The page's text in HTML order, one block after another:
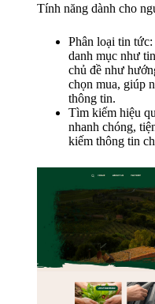
Tính năng dành cho
Phân loại tin
danh mục như
chủ đề như
chọn mua, giúp
thông tin.
Tìm kiếm hiệu
nhanh chóng,
kiếm thông tin